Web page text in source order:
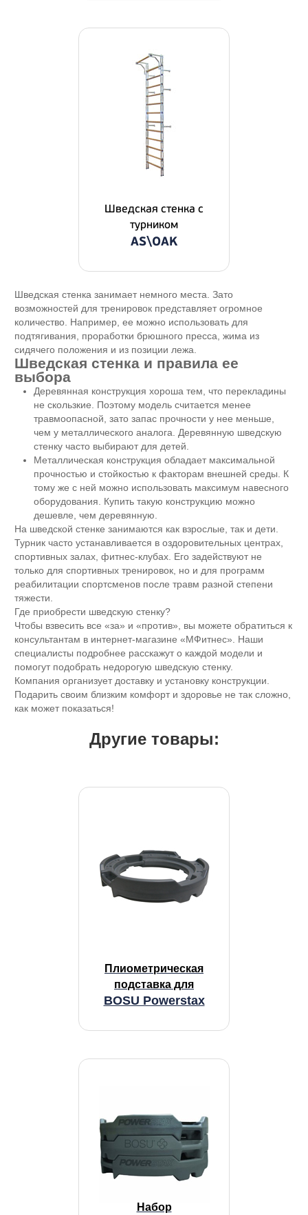
Шведская стенка с
турником
AS\OAK
Шведская стенка занимает немного места. Зато
возможностей для тренировок представляет огромное
количество. Например, ее можно использовать для
подтягивания, проработки брюшного пресса, жима из
сидячего положения и из позиции лежа.
Шведская стенка и правила ее
выбора
Деревянная конструкция хороша тем, что перекладины
не скользкие. Поэтому модель считается менее
травмоопасной, зато запас прочности у нее меньше,
чем у металлического аналога. Деревянную шведскую
стенку часто выбирают для детей.
Металлическая конструкция обладает максимальной
прочностью и стойкостью к факторам внешней среды. К
тому же с ней можно использовать максимум навесного
оборудования. Купить такую конструкцию можно
дешевле, чем деревянную.
На шведской стенке занимаются как взрослые, так и дети.
Турник часто устанавливается в оздоровительных центрах,
спортивных залах, фитнес-клубах. Его задействуют не
только для спортивных тренировок, но и для программ
реабилитации спортсменов после травм разной степени
тяжести.
Где приобрести шведскую стенку?
Чтобы взвесить все «за» и «против», вы можете обратиться к
консультантам в интернет-магазине «МФитнес». Наши
специалисты подробнее расскажут о каждой модели и
помогут подобрать недорогую шведскую стенку.
Компания организует доставку и установку конструкции.
Подарить своим близким комфорт и здоровье не так сложно,
как может показаться!
Другие товары:
Плиометрическая
подставка для
BOSU Powerstax
Набор